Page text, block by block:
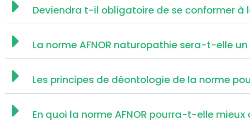
Deviendra t-il obligatoire de se conformer à
La norme AFNOR naturopathie sera-t-elle un
Les principes de déontologie de la norme
En quoi la norme AFNOR pourra-t-elle